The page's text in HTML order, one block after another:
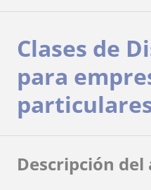
Clases de
para
Descripción